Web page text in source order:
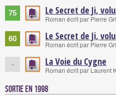
75 Le Secret de Ji,
Roman écrit par Pierre
60 Le Secret de Ji,
Roman écrit par Pierre
- La Voie du Cygne
Roman écrit par Laurent
Sortie en 1998